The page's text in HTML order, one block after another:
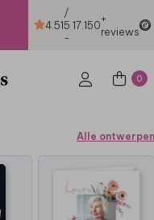
4.51
/
5
-
17.150+
reviews
0
Alle ontwerpen